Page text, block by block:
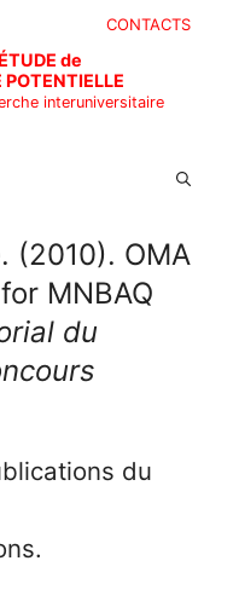
CONTACTS
de
interuniversitaire
(2010). OMA
MNBAQ
du
du